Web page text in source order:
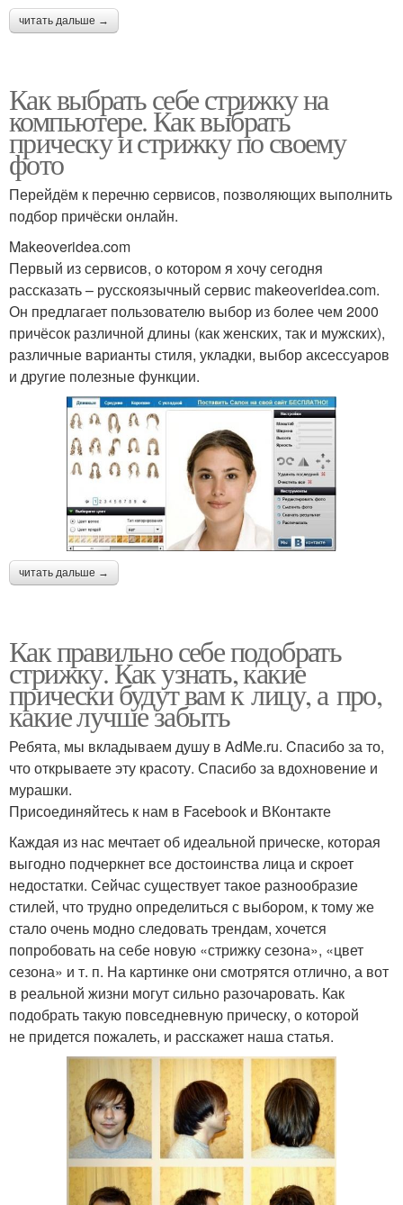
читать дальше →
Как выбрать себе стрижку на
компьютере. Как выбрать
прическу и стрижку по своему
фото
Перейдём к перечню сервисов, позволяющих выполнить
подбор причёски онлайн.
Makeoveridea.com
Первый из сервисов, о котором я хочу сегодня
рассказать – русскоязычный сервис makeoveridea.com.
Он предлагает пользователю выбор из более чем 2000
причёсок различной длины (как женских, так и мужских),
различные варианты стиля, укладки, выбор аксессуаров
и другие полезные функции.
читать дальше →
Как правильно себе подобрать
стрижку. Как узнать, какие
прически будут вам к лицу, а про,
какие лучше забыть
Ребята, мы вкладываем душу в AdMe.ru. Cпасибо за то,
что открываете эту красоту. Спасибо за вдохновение и
мурашки.
Присоединяйтесь к нам в Facebook и ВКонтакте
Каждая из нас мечтает об идеальной прическе, которая
выгодно подчеркнет все достоинства лица и скроет
недостатки. Сейчас существует такое разнообразие
стилей, что трудно определиться с выбором, к тому же
стало очень модно следовать трендам, хочется
попробовать на себе новую «стрижку сезона», «цвет
сезона» и т. п. На картинке они смотрятся отлично, а вот
в реальной жизни могут сильно разочаровать. Как
подобрать такую повседневную прическу, о которой
не придется пожалеть, и расскажет наша статья.